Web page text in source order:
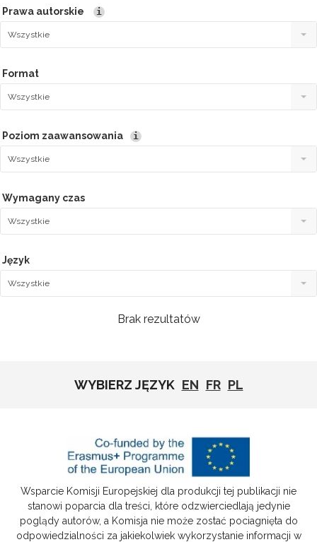
Prawa autorskie i
Wszystkie
Format
Wszystkie
Poziom zaawansowania i
Wszystkie
Wymagany czas
Wszystkie
Język
Wszystkie
Brak rezultatów
WYBIERZ JĘZYK EN FR PL
Wsparcie Komisji Europejskiej dla produkcji tej publikacji nie
stanowi poparcia dla treści, które odzwierciedlają jedynie
poglądy autorów, a Komisja nie może zostać pociagnięta do
odpowiedzialności za jakiekolwiek wykorzystanie informacji w